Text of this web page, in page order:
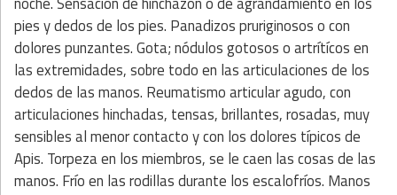
pies y dedos de los pies. Panadizos pruriginosos o con
dolores punzantes. Gota; nódulos gotosos o artrítícos en
las extremidades, sobre todo en las articulaciones de los
dedos de las manos. Reumatismo articular agudo, con
articulaciones hinchadas, tensas, brillantes, rosadas, muy
sensibles al menor contacto y con los dolores típicos de
Apis. Torpeza en los miembros, se le caen las cosas de las
manos. Frío en las rodillas durante los escalofríos. Manos